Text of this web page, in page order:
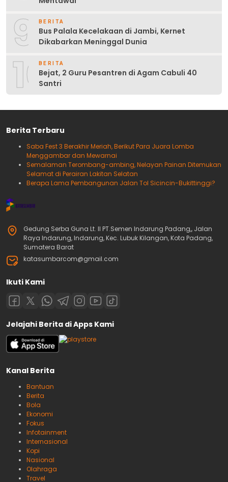
9 BERITA
Bus Palala Kecelakaan di Jambi, Kernet
Dikabarkan Meninggal Dunia
10BERITA
Bejat, 2 Guru Pesantren di Agam Cabuli 40
Santri
Berita Terbaru
Saba Fest 3 Berakhir Meriah, Berikut Para Juara Lomba
Menggambar dan Mewarnai
Semalaman Terombang-ambing, Nelayan Painan Ditemukan
Selamat di Perairan Lakitan Selatan
Berapa Lama Pembangunan Jalan Tol Sicincin-Bukittinggi?
Gedung Serba Guna Lt. II PT.Semen Indarung Padang,, Jalan
Raya Indarung, Indarung, Kec. Lubuk Kilangan, Kota Padang,
Sumatera Barat
katasumbarcom@gmail.com
Ikuti Kami
Jelajahi Berita di Apps Kami
Kanal Berita
Bantuan
Berita
Bola
Ekonomi
Fokus
Infotainment
Internasional
Kopi
Nasional
Olahraga
Travel